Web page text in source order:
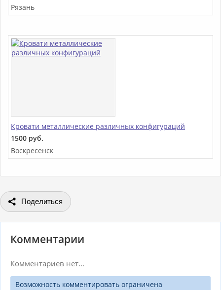
Рязань
Кровати металлические различных конфигураций
1500 руб.
Воскресенск
Поделиться
Комментарии
Комментариев нет...
Возможность комментировать ограничена